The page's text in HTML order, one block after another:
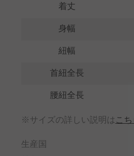
着丈
身幅
紐幅
首紐全長
腰紐全長
※サイズの詳しい説明は こち
生産国